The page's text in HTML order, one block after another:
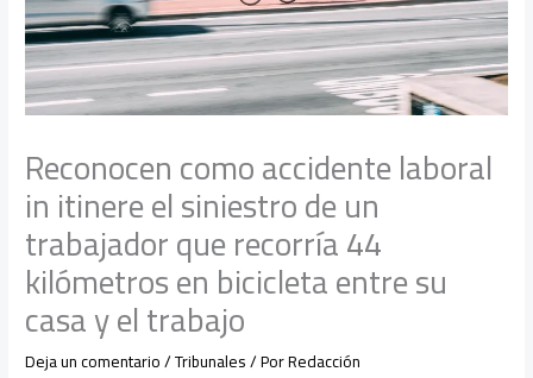
Reconocen como accidente laboral
in itinere el siniestro de un
trabajador que recorría 44
kilómetros en bicicleta entre su
casa y el trabajo
Deja un comentario/Tribunales/ PorRedacción